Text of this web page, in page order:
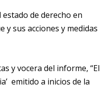
de derecho en
sus acciones y medidas
y vocera del informe, “El
emitido a inicios de la